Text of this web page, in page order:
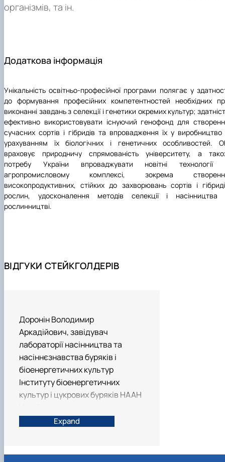
організмів, та ін.
Інструменти та обладнання:
Додаткова інформація
Унікальність освітньо-професійної програми полягає у
до формування професійних компетентностей необхідних
виконанні завдань з селекції і генетики окремих культур;
ефективно використовувати існуючий генофонд для
сучасних сортів і гібридів та впровадження їх у виробництво
урахуванням їх біологічних і генетичних особливостей.
враховує природничу спрямованість університету, а
потребу України впроваджувати новітні технології
агропромисловому комплексі, зокрема
високопродуктивних, стійких до захворювань сортів і
рослин, удосконалення методів селекції і насінництва
рослинництві.
ВІДГУКИ СТЕЙКГОЛДЕРІВ
Доронін Володимир
Аркадійович, завідувач
лабораторії насінництва та
насіннєзнавства буряків і
біоенергетичних культур
Інституту біоенергетичних
культур і цукрових буряків НААН
сільськогосподарських наук,
Освітньо-професійна програма
Expand